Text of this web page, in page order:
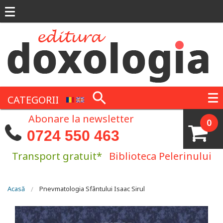
CATEGORII
0
Abonare la newsletter
0724 550 463
Transport gratuit* Biblioteca Pelerinului
Eşti aici
Acasă Pnevmatologia Sfântului Isaac Sirul